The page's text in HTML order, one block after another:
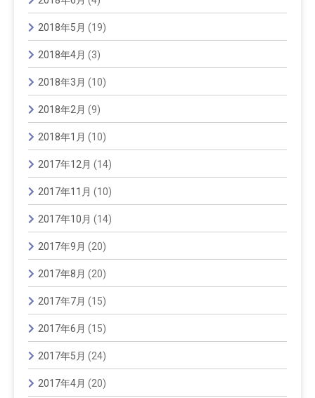
2018年5月 (19)
2018年4月 (3)
2018年3月 (10)
2018年2月 (9)
2018年1月 (10)
2017年12月 (14)
2017年11月 (10)
2017年10月 (14)
2017年9月 (20)
2017年8月 (20)
2017年7月 (15)
2017年6月 (15)
2017年5月 (24)
2017年4月 (20)